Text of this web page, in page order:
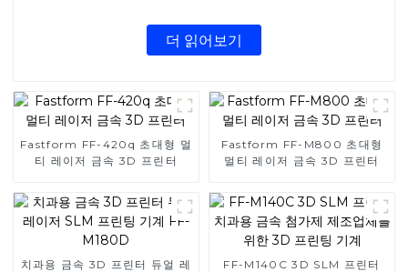
더 읽어보기
Fastform FF-420q 초대형 멀
티 레이저 금속 3D 프린터
Fastform FF-M800 초대형
멀티 레이저 금속 3D 프린터
치과용 금속 3D 프린터 듀얼 레
FF-M140C 3D SLM 프린터